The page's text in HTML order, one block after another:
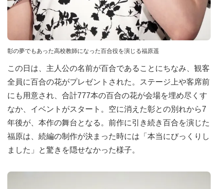
彰の夢でもあった高校教師になった百合役を演じる福原遥
この日は、主人公の名前が百合であることにちなみ、観客
全員に百合の花がプレゼントされた。ステージ上や客席前
にも用意され、合計777本の百合の花が会場を埋め尽くす
なか、イベントがスタート。空に消えた彰との別れから7
年後が、本作の舞台となる。前作に引き続き百合を演じた
福原は、続編の制作が決まった時には「本当にびっくりし
ました」と驚きを隠せなかった様子。